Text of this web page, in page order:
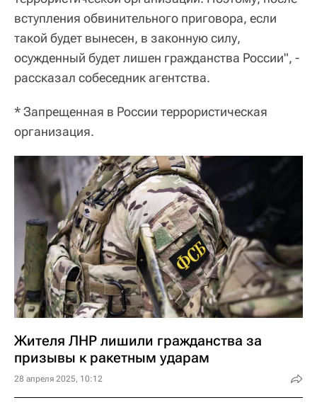
вступления обвинительного приговора, если
такой будет вынесен, в законную силу,
осужденный будет лишен гражданства России", -
рассказал собеседник агентства.
* Запрещенная в России террористическая
организация.
Жителя ЛНР лишили гражданства за
призывы к ракетным ударам
28 апреля 2025, 10:12